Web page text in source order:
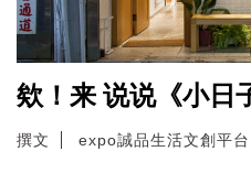
欸！来 说说《小日
撰文 expo誠品生活文創平台